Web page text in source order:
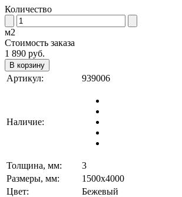
Количество
м2
Стоимость заказа
1 890 руб.
В корзину
Артикул: 939006
Наличие:
Толщина, мм:
3
Размеры, мм:
1500х4000
Цвет:
Бежевый